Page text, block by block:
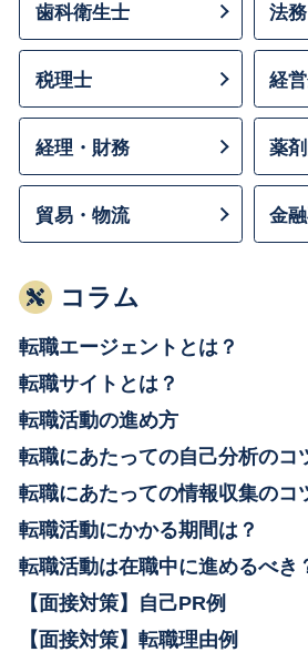
歯科衛生士 法
税理士 経
経理・財務 薬
貿易・物流 金
コラム
転職エージェントとは？
転職サイトとは？
転職活動の進め方
転職にあたっての自己分析のコ
転職にあたっての情報収集のコ
転職活動にかかる期間は？
転職活動は在職中に進めるべき
【面接対策】自己PR例
【面接対策】転職理由例